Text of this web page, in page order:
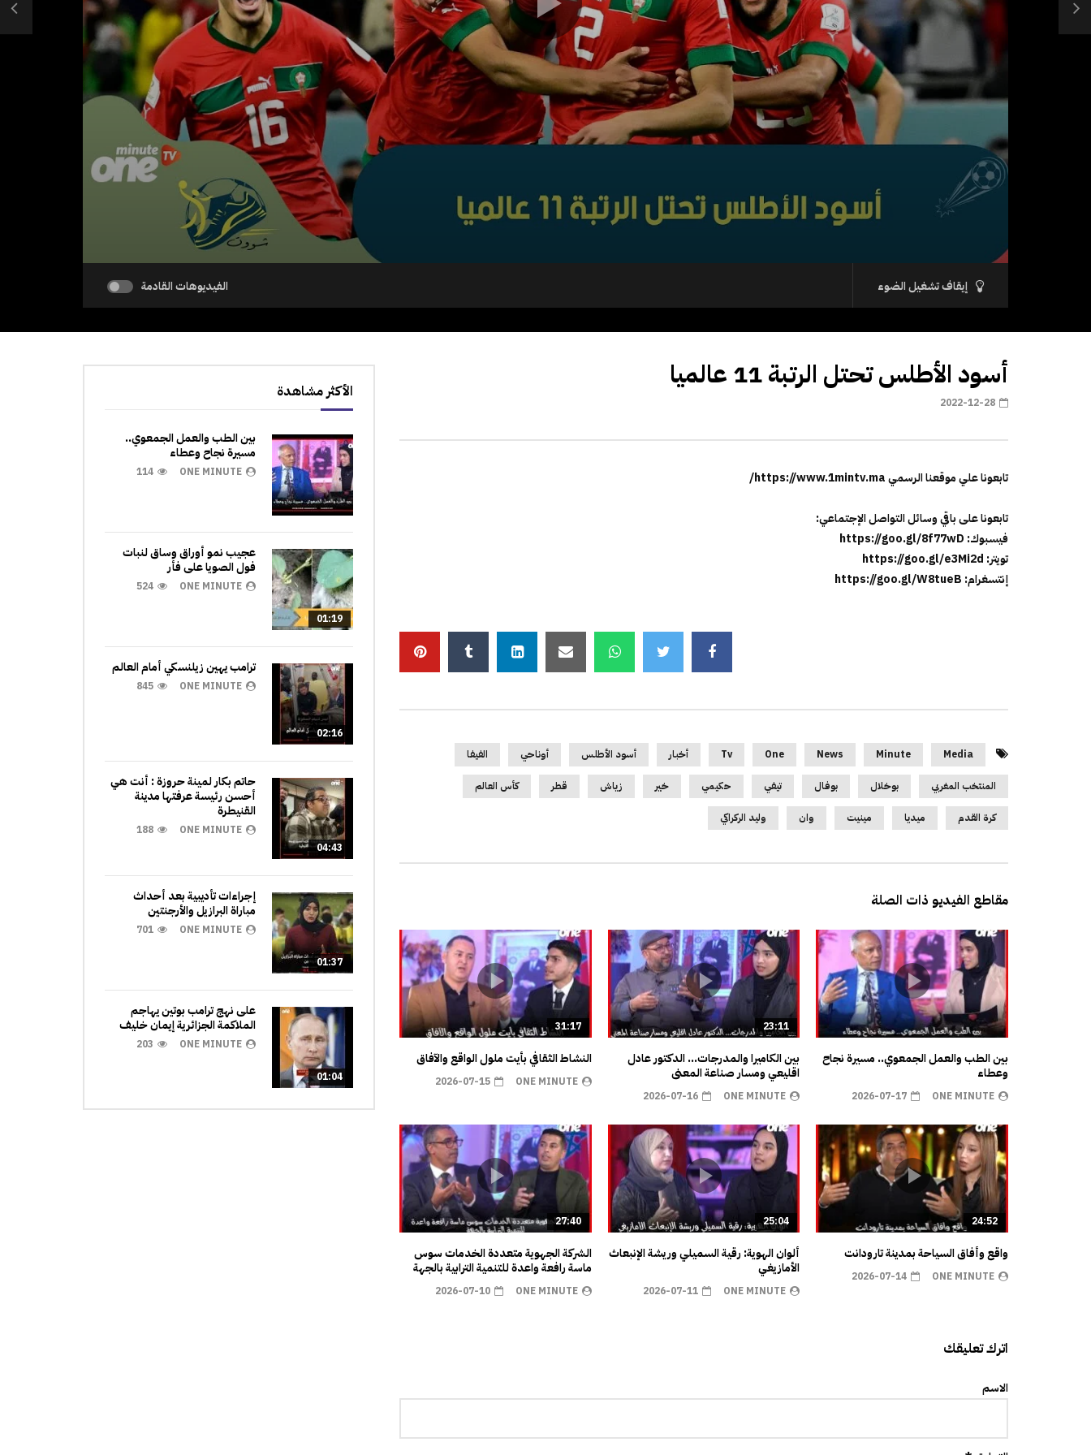
إيقاف تشغيل الضوء الفيديوهات القادمة
أسود الأطلس تحتل الرتبة 11 عالميا
2022-12-28
تابعونا علي موقعنا الرسمي https://www.1mintv.ma/
تابعونا على باقي وسائل التواصل الإجتماعي:
فيسبوك: https://goo.gl/8f77wD
تويتر: https://goo.gl/e3Mi2d
إنتسغرام: https://goo.gl/W8tueB
Media
Minute
News
One
Tv أخبار أسود الأطلس أوناحي الفيفا
المنتخب المغربي بوخلال بوفال تيفي حكيمي خير زياش قطر كأس العالم
كرة القدم ميديا مينيت وان وليد الركراكي
مقاطع الفيديو ذات الصلة
بين الطب والعمل الجمعوي.. مسيرة نجاح
وعطاء
ONE MINUTE
2026-07-17
23:11
بين الكاميرا والمدرجات… الدكتور عادل
اقليعي ومسار صناعة المعنى
ONE MINUTE
2026-07-16
31:17
النشاط الثقافي بأيت ملول الواقع والآفاق
ONE MINUTE
2026-07-15
24:52
واقع وأفاق السياحة بمدينة تارودانت
ONE MINUTE
2026-07-14
25:04
ألوان الهوية: رقية السميلي وريشة الإنبعاث
الأمازيغي
ONE MINUTE
2026-07-11
27:40
الشركة الجهوية متعددة الخدمات سوس
ماسة رافعة واعدة للتنمية الترابية بالجهة
ONE MINUTE
2026-07-10
اترك تعليقك
الاسم
الأكثر مشاهدة
بين الطب والعمل الجمعوي..
مسيرة نجاح وعطاء
ONE MINUTE
114
01:19
عجيب نمو أوراق وساق لنبات
فول الصويا على فأر
ONE MINUTE
524
02:16
ترامب يهين زيلنسكي أمام العالم
ONE MINUTE
845
04:43
حاتم بكار لمينة حروزة : أنت هي
أحسن رئيسة عرفتها مدينة
القنيطرة
ONE MINUTE
188
01:37
إجراءات تأديبية بعد أحداث
مباراة البرازيل والأرجنتين
ONE MINUTE
701
01:04
على نهج ترامب بوتين يهاجم
الملاكمة الجزائرية إيمان خليف
ONE MINUTE
203